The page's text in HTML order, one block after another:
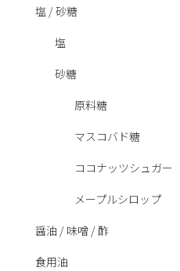
塩 / 砂糖
塩
砂糖
原料糖
マスコバド糖
ココナッツシュガー
メープルシロップ
醤油 / 味噌 / 酢
食用油